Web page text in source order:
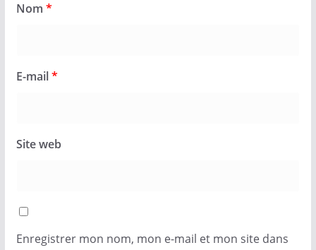
Nom *
E-mail*
Site web
Enregistrer mon nom, mon e-mail et mon site dans